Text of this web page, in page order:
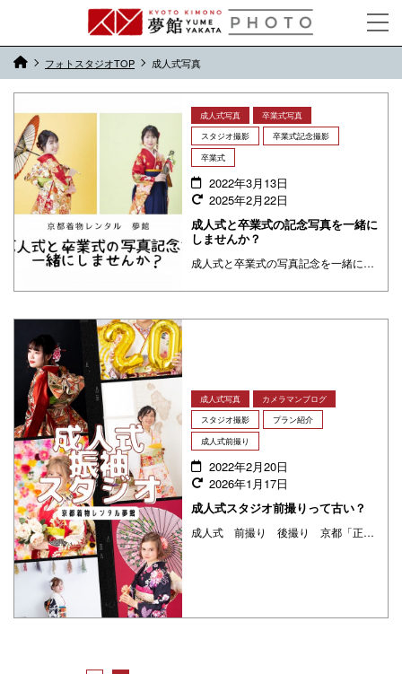
フォトスタジオTOP 成人式写真
成人式写真
卒業式写真
スタジオ撮影
卒業式記念撮影
卒業式
2022年3月13日
2025年2月22日
成人式と卒業式の記念写真を一緒に
しませんか？
成人式と卒業式の写真記念を一緒にしましょう！
成人式写真
カメラマンブログ
スタジオ撮影
プラン紹介
成人式前撮り
2022年2月20日
2026年1月17日
成人式スタジオ前撮りって古い？
成人式 前撮り 後撮り 京都「正式な記念写真がほしい」「外で写真を撮るが恥ずかしい」「予算が足りない」「コロナの時期で外で撮影したくない」と懸念している方に、ロケーション影以外、定番の成人式前撮りスタジオ撮影プランと王道ポーズから最近流行りのポーズまですべてをご紹介いたします！